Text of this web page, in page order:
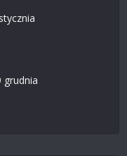
grudnia